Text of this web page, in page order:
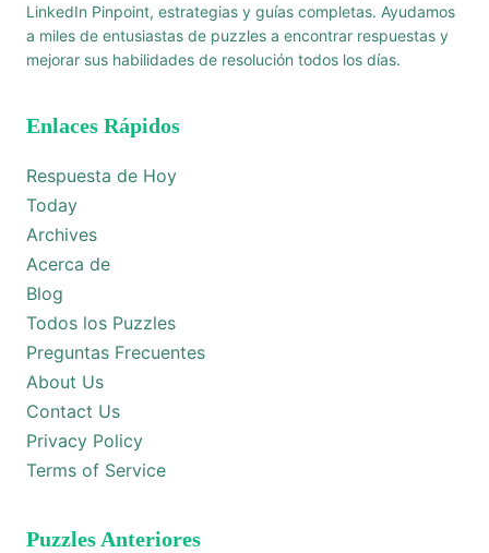
LinkedIn Pinpoint, estrategias y guías completas. Ayudamos
a miles de entusiastas de puzzles a encontrar respuestas y
mejorar sus habilidades de resolución todos los días.
Enlaces Rápidos
Respuesta de Hoy
Today
Archives
Acerca de
Blog
Todos los Puzzles
Preguntas Frecuentes
About Us
Contact Us
Privacy Policy
Terms of Service
Puzzles Anteriores